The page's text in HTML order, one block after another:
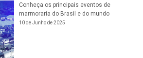
Conheça os principais eventos de
marmoraria do Brasil e do mundo
10 de Junho de 2025